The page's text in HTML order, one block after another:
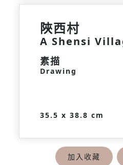
陜西村
A Shensi
素描
Drawing
35.5 x 38.8 cm
加入收藏